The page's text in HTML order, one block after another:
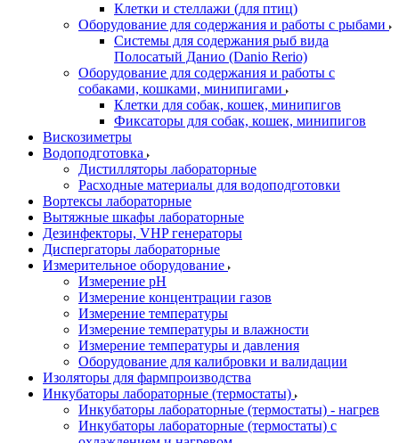
Клетки и стеллажи (для птиц)
Оборудование для содержания и работы с рыбами
Системы для содержания рыб вида
Полосатый Данио (Danio Rerio)
Оборудование для содержания и работы с
собаками, кошками, минипигами
Клетки для собак, кошек, минипигов
Фиксаторы для собак, кошек, минипигов
Вискозиметры
Водоподготовка
Дистилляторы лабораторные
Расходные материалы для водоподготовки
Вортексы лабораторные
Вытяжные шкафы лабораторные
Дезинфекторы, VHP генераторы
Диспергаторы лабораторные
Измерительное оборудование
Измерение pH
Измерение концентрации газов
Измерение температуры
Измерение температуры и влажности
Измерение температуры и давления
Оборудование для калибровки и валидации
Изоляторы для фармпроизводства
Инкубаторы лабораторные (термостаты)
Инкубаторы лабораторные (термостаты) - нагрев
Инкубаторы лабораторные (термостаты) с